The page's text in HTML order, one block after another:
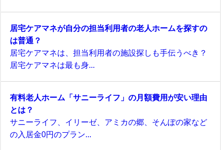
居宅ケアマネが自分の担当利用者の老人ホームを探すの
は普通？
居宅ケアマネは、担当利用者の施設探しも手伝うべき？
居宅ケアマネは最も身...
有料老人ホーム「サニーライフ」の月額費用が安い理由
とは？
サニーライフ、イリーゼ、アミカの郷、そんぽの家など
の入居金0円のプラン...